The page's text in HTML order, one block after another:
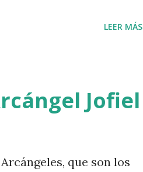
LEER MÁS
Jofiel
que son los